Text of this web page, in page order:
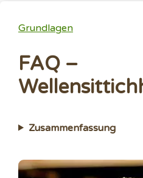
Grundlagen
FAQ –
Zusammenfassung